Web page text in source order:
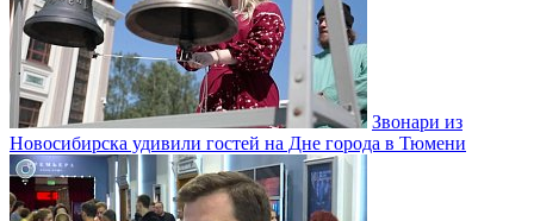
Звонари из
Новосибирска удивили гостей на Дне города в Тюмени